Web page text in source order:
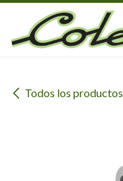
Ir al contenido
Todos los productos